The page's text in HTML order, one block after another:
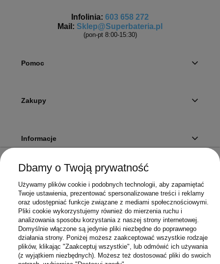
Infolinia: 603 658 272
Mail: Sklep@Superbateria.pl
(pon-pt 8:00-15:30)
Pomoc
Zakupy
Informacje
Twoje konto
Sklep
Dbamy o Twoją prywatność
Używamy plików cookie i podobnych technologii, aby zapamiętać
Twoje ustawienia, prezentować spersonalizowane treści i reklamy
oraz udostępniać funkcje związane z mediami społecznościowymi.
Pliki cookie wykorzystujemy również do mierzenia ruchu i
analizowania sposobu korzystania z naszej strony internetowej.
Domyślnie włączone są jedynie pliki niezbędne do poprawnego
działania strony. Poniżej możesz zaakceptować wszystkie rodzaje
plików, klikając "Zaakceptuj wszystkie", lub odmówić ich używania
(z wyjątkiem niezbędnych). Możesz też dostosować pliki do swoich